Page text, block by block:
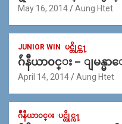
May 16, 2014 Aung Htet
JUNIOR WIN ပင္တိုင္က႑
ဂ်ဴနီယာ၀င္း – ျမန္မာ
April 14, 2014 Aung Htet
ဂ်ဳနီယာ၀င္း ပင္တိုင္က႑